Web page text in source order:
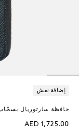
إضافة نقش
حافظة سارتوريال بسحّاب تَسَع
AED 1,725.00